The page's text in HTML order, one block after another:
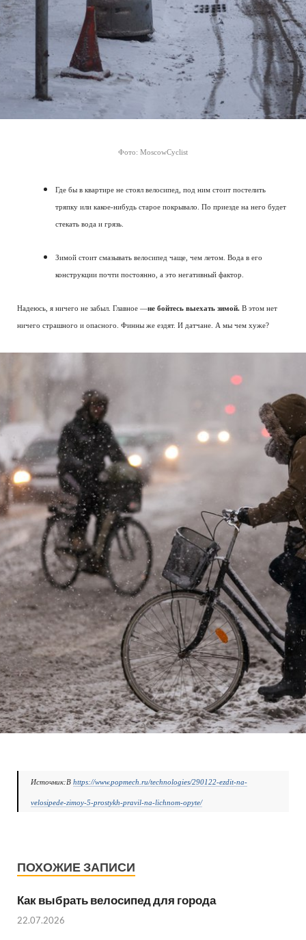
Фото: MoscowCyclist
Где бы в квартире не стоял велосипед, под ним стоит постелить
тряпку или какое-нибудь старое покрывало. По приезде на него будет
стекать вода и грязь.
Зимой стоит смазывать велосипед чаще, чем летом. Вода в его
конструкции почти постоянно, а это негативный фактор.
Надеюсь, я ничего не забыл. Главное —не бойтесь выехать зимой. В этом нет
ничего страшного и опасного. Финны же ездят. И датчане. А мы чем хуже?
Источник:В https://www.popmech.ru/technologies/290122-ezdit-na-
velosipede-zimoy-5-prostykh-pravil-na-lichnom-opyte/
ПОХОЖИЕ ЗАПИСИ
Как выбрать велосипед для города
22.07.2026